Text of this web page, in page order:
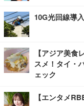
10G光回線導
【アジア美
スメ！タイ・
ェック
【エンタメ